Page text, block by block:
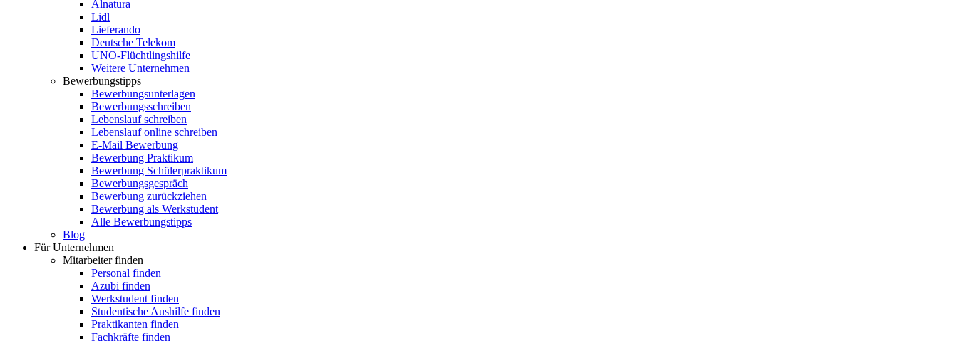
Alnatura
Lidl
Lieferando
Deutsche Telekom
UNO-Flüchtlingshilfe
Weitere Unternehmen
Bewerbungstipps
Bewerbungsunterlagen
Bewerbungsschreiben
Lebenslauf schreiben
Lebenslauf online schreiben
E-Mail Bewerbung
Bewerbung Praktikum
Bewerbung Schülerpraktikum
Bewerbungsgespräch
Bewerbung zurückziehen
Bewerbung als Werkstudent
Alle Bewerbungstipps
Blog
Für Unternehmen
Mitarbeiter finden
Personal finden
Azubi finden
Werkstudent finden
Studentische Aushilfe finden
Praktikanten finden
Fachkräfte finden